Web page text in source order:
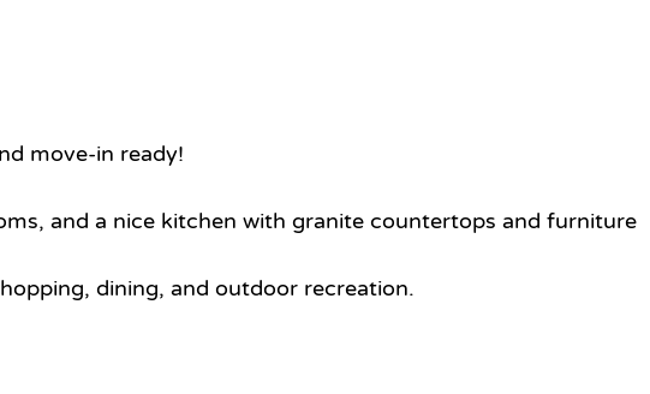
move-in ready!
and a nice kitchen with granite countertops and furniture
dining, and outdoor recreation.